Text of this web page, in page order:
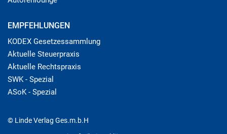
EMPFEHLUNGEN
KODEX Gesetzessammlung
Aktuelle Steuerpraxis
Aktuelle Rechtspraxis
SWK - Spezial
ASoK - Spezial
© Linde Verlag Ges.m.b.H